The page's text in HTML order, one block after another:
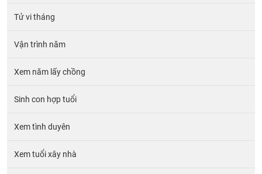
Tử vi tháng
Vận trình năm
Xem năm lấy chồng
Sinh con hợp tuổi
Xem tình duyên
Xem tuổi xây nhà